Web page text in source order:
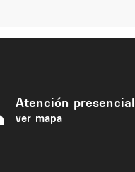
Atención presencial
ver mapa